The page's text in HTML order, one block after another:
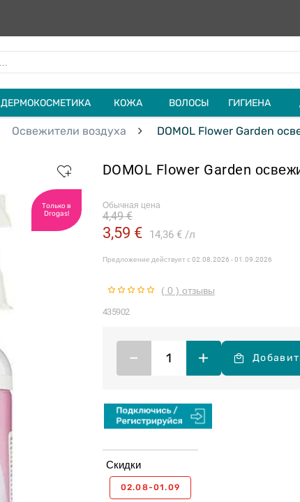
ДЕРМОКОСМЕТИКА КОЖА ВОЛОСЫ ГИГИЕНА
Освежители воздуха DOMOL Flower Garden
Только в
Drogas!
DOMOL Flower Garden
Обычная цена
3,59 € 14,36 € л
4,49 €
Предложение действует с02.08.2026 - 01.09.2026
( 0 ) отзывы
435902
– +
Скидки
02.08-01.09